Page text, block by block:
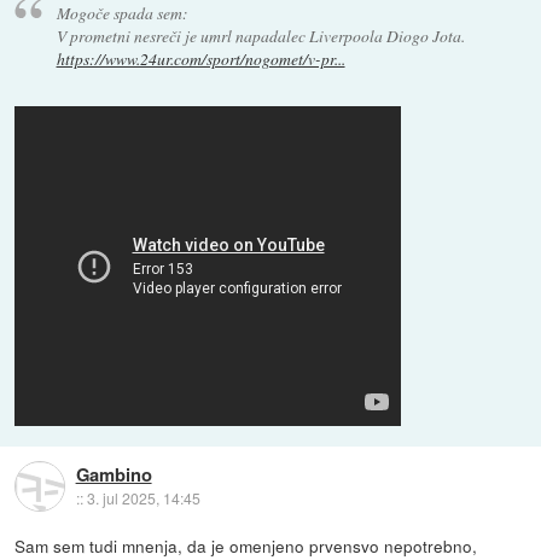
Mogoče spada sem:
V prometni nesreči je umrl napadalec Liverpoola Diogo Jota.
https://www.24ur.com/sport/nogomet/v-pr...
Gambino
::3. jul 2025, 14:45
Sam sem tudi mnenja, da je omenjeno prvensvo nepotrebno,